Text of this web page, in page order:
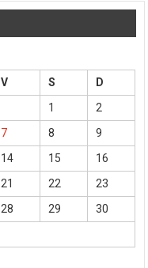
V S
D
1
2
7 8
9
14 15
16
21 22
23
28 29
30